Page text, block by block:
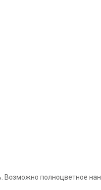
полноцветное